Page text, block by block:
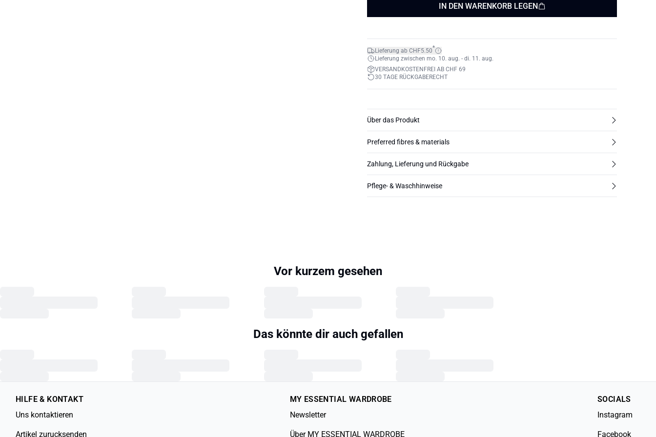
IN DEN WARENKORB LEGEN
Lieferung ab CHF5.50*
Lieferung zwischen mo. 10. aug. - di. 11. aug.
VERSANDKOSTENFREI AB CHF 69
30 TAGE RÜCKGABERECHT
Über das Produkt
Preferred fibres & materials
Zahlung, Lieferung und Rückgabe
Pflege- & Waschhinweise
Vor kurzem gesehen
Das könnte dir auch gefallen
HILFE & KONTAKT
Uns kontaktieren
Artikel zurucksenden
MY ESSENTIAL WARDROBE
Newsletter
Über MY ESSENTIAL WARDROBE
SOCIALS
Instagram
Facebook